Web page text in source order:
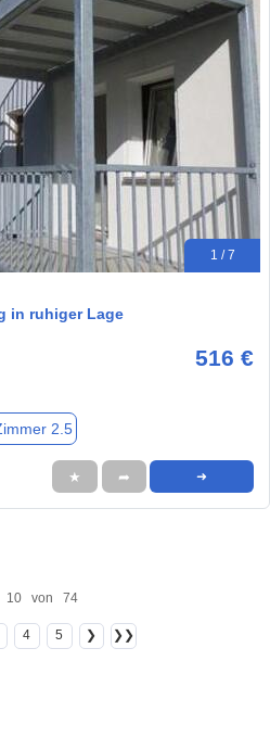
1 / 7
in ruhiger Lage
516 €
2.5
★ ➦ ➜
von 74
4 5 ❯ ❯❯